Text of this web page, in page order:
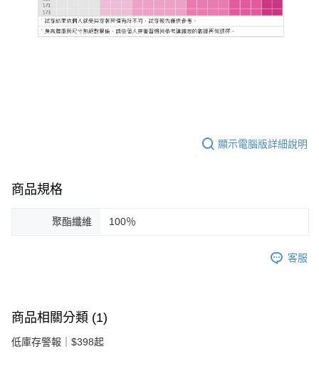
顯示電腦版詳細說明
商品規格
聚酯纖維 100％
客服
商品相關分類 (1)
低庫存警報｜$398起